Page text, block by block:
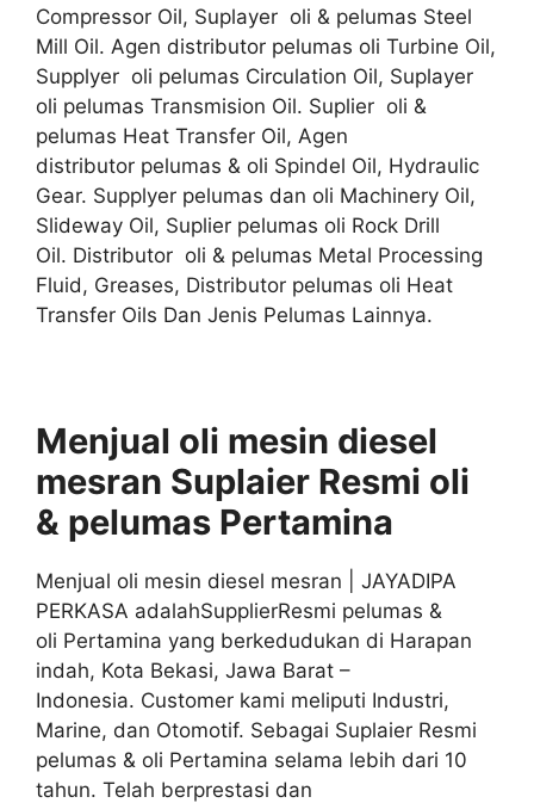
Compressor Oil, Suplayer oli & pelumas Steel
Mill Oil. Agen distributor pelumas oli Turbine Oil,
Supplyer oli pelumas Circulation Oil, Suplayer
oli pelumas Transmision Oil. Suplier oli &
pelumas Heat Transfer Oil, Agen
distributor pelumas & oli Spindel Oil, Hydraulic
Gear. Supplyer pelumas dan oli Machinery Oil,
Slideway Oil, Suplier pelumas oli Rock Drill
Oil. Distributor oli & pelumas Metal Processing
Fluid, Greases, Distributor pelumas oli Heat
Transfer Oils Dan Jenis Pelumas Lainnya.
Menjual oli mesin diesel
mesran Suplaier Resmi oli
& pelumas Pertamina
Menjual oli mesin diesel mesran | JAYADIPA
PERKASA adalahSupplierResmi pelumas &
oli Pertamina yang berkedudukan di Harapan
indah, Kota Bekasi, Jawa Barat –
Indonesia. Customer kami meliputi Industri,
Marine, dan Otomotif. Sebagai Suplaier Resmi
pelumas & oli Pertamina selama lebih dari 10
tahun. Telah berprestasi dan